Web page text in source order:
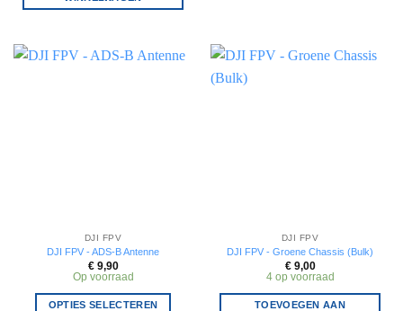
DJI FPV
DJI FPV - ADS-B Antenne
€9,90
Op voorraad
OPTIES SELECTEREN
DJI FPV
DJI FPV - Groene Chassis (Bulk)
€9,00
4 op voorraad
TOEVOEGEN AAN